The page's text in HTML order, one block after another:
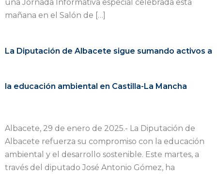
una Jornada Informativa especial celebrada esta
mañana en el Salón de […]
La Diputación de Albacete sigue sumando activos a
la educación ambiental en Castilla-La Mancha
Albacete, 29 de enero de 2025.- La Diputación de
Albacete refuerza su compromiso con la educación
ambiental y el desarrollo sostenible. Este martes, a
través del diputado José Antonio Gómez, ha